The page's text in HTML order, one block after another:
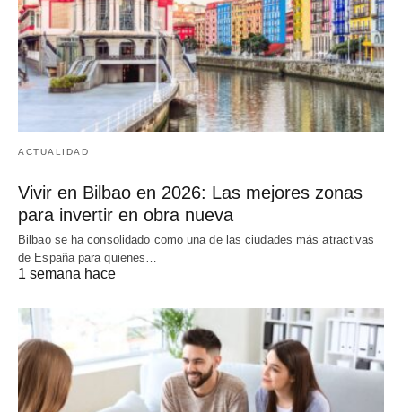
ACTUALIDAD
Vivir en Bilbao en 2026: Las mejores zonas
para invertir en obra nueva
Bilbao se ha consolidado como una de las ciudades más atractivas
de España para quienes…
1 semana hace